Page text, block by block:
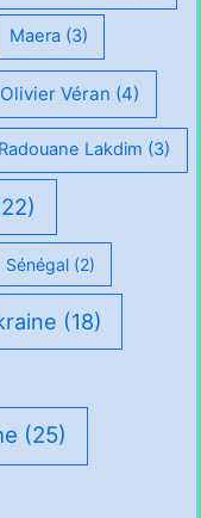
Maera (3)
Olivier Véran (4)
Radouane Lakdim (3)
Sénégal (2)
(18)
(25)